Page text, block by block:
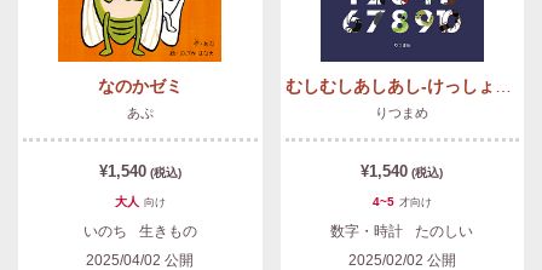
なのかゼミ
あぷ
¥1,540 (税込)
大人 向け
いのち
生きもの
2025/04/02 公開
りつまめ
¥1,540 (税込)
4~5 才向け
数字・時計
たのしい
2025/02/02 公開